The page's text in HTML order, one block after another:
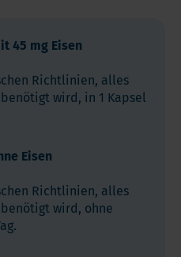
45 mg Eisen
Richtlinien, alles
wird, in 1 Kapsel
Eisen
Richtlinien, alles
wird, ohne